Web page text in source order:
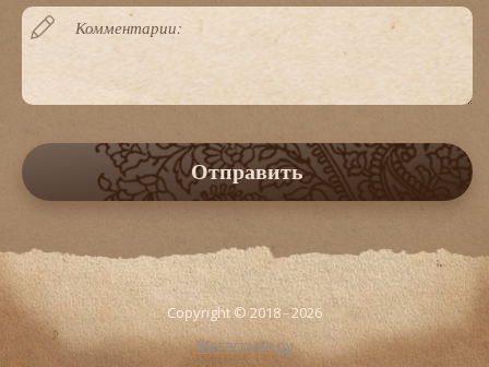
Отправить
Copyright © 2018 - 2026
Мегагрупп.ру